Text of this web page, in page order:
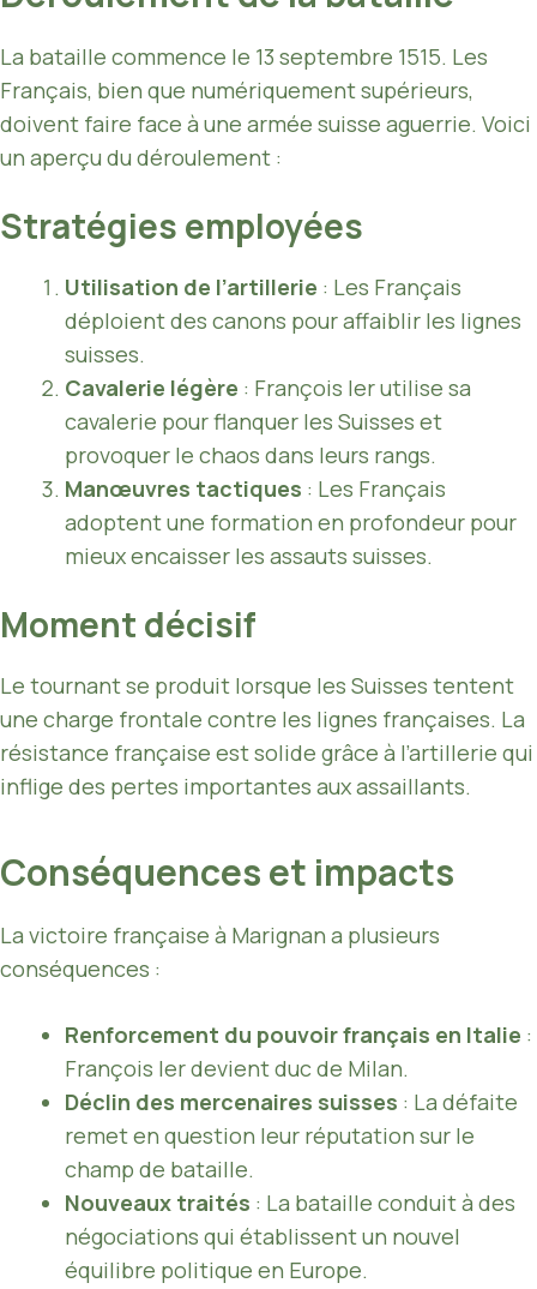
La bataille commence le 13 septembre 1515. Les
Français, bien que numériquement supérieurs,
doivent faire face à une armée suisse aguerrie. Voici
un aperçu du déroulement :
Stratégies employées
Utilisation de l’artillerie : Les Français
déploient des canons pour affaiblir les lignes
suisses.
Cavalerie légère : François Ier utilise sa
cavalerie pour flanquer les Suisses et
provoquer le chaos dans leurs rangs.
Manœuvres tactiques : Les Français
adoptent une formation en profondeur pour
mieux encaisser les assauts suisses.
Moment décisif
Le tournant se produit lorsque les Suisses tentent
une charge frontale contre les lignes françaises. La
résistance française est solide grâce à l’artillerie qui
inflige des pertes importantes aux assaillants.
Conséquences et impacts
La victoire française à Marignan a plusieurs
conséquences :
Renforcement du pouvoir français en Italie :
François Ier devient duc de Milan.
Déclin des mercenaires suisses : La défaite
remet en question leur réputation sur le
champ de bataille.
Nouveaux traités : La bataille conduit à des
négociations qui établissent un nouvel
équilibre politique en Europe.